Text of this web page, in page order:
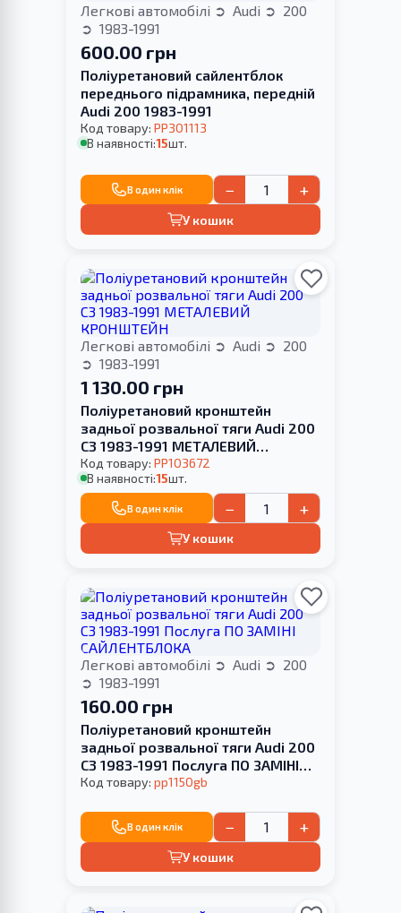
Легкові автомобілі Audi
200
1983-1991
600.00 грн
Поліуретановий сайлентблок
переднього підрамника, передній
Audi 200 1983-1991
Код товару: PP301113
В наявності:15шт.
В один клік − +
У кошик
Легкові автомобілі Audi
200
1983-1991
1 130.00 грн
Поліуретановий кронштейн
задньої розвальної тяги Audi 200
С3 1983-1991 МЕТАЛЕВИЙ
КРОНШТЕЙН
Код товару: PP103672
В наявності:15шт.
В один клік − +
У кошик
Легкові автомобілі Audi
200
1983-1991
160.00 грн
Поліуретановий кронштейн
задньої розвальної тяги Audi 200
С3 1983-1991 Послуга ПО ЗАМІНІ
САЙЛЕНТБЛОКА
Код товару: pp1150gb
В один клік − +
У кошик